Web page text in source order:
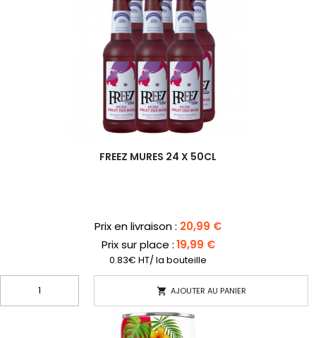
FREEZ MURES 24 X 50CL
Prix
Prix en livraison : 20,99 €
Prix sur place :19,99 €
0.83€ HT/ la bouteille
 AJOUTER AU PANIER